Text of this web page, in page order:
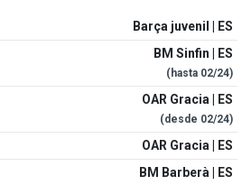
Barça juvenil | ES
BM Sinfin | ES
(hasta 02/24)
OAR Gracia | ES
(desde 02/24)
OAR Gracia | ES
BM Barberà | ES